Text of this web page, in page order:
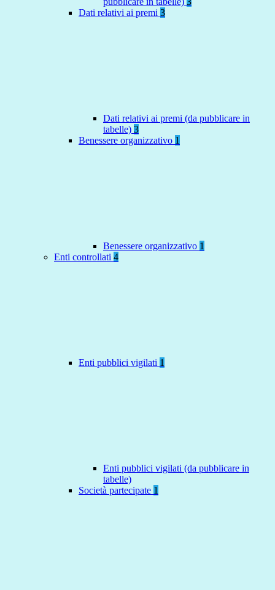
Dati relativi ai premi 3
Dati relativi ai premi (da pubblicare in
tabelle) 3
Benessere organizzativo 1
Benessere organizzativo 1
Enti controllati 4
Enti pubblici vigilati 1
Enti pubblici vigilati (da pubblicare in
tabelle)
Società partecipate 1